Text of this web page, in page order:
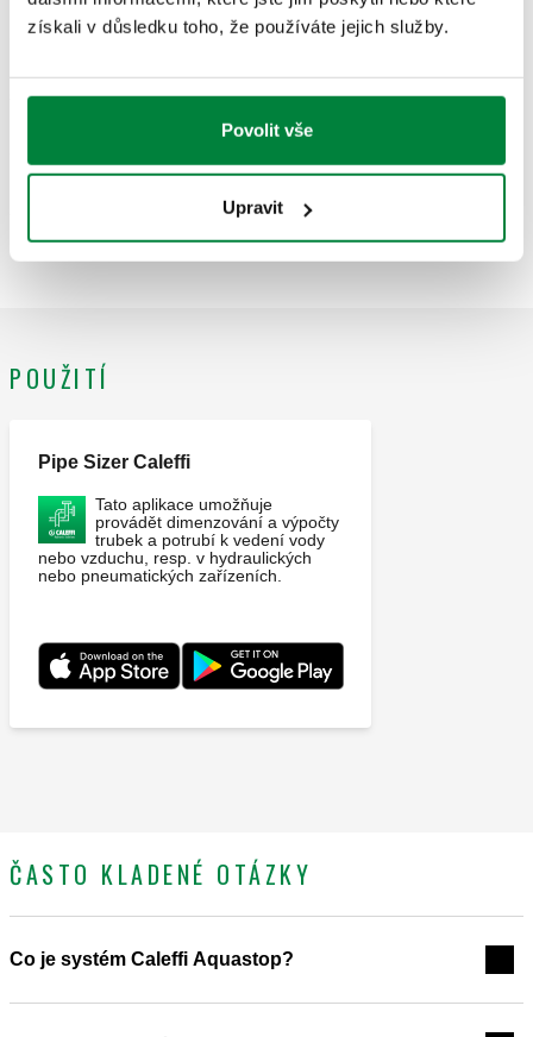
získali v důsledku toho, že používáte jejich služby.
Povolit vše
Upravit
504611
G 1" A (ISO 228-1) M
G 1" A (ISO 228-1) M
POUŽITÍ
Pipe Sizer Caleffi
Tato aplikace umožňuje
provádět dimenzování a výpočty
trubek a potrubí k vedení vody
nebo vzduchu, resp. v hydraulických
nebo pneumatických zařízeních.
ČASTO KLADENÉ OTÁZKY
Co je systém Caleffi Aquastop?